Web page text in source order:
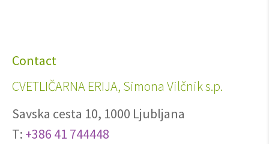
Contact
CVETLIČARNA ERIJA, Simona Vilčnik s.p.
Savska cesta 10, 1000 Ljubljana
T: +386 41 744448